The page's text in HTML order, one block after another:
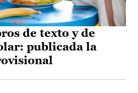
de texto y de
publicada la